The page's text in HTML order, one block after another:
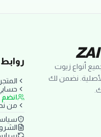
أنواع زيوت
نضمن لك
المتجر
انضم
من